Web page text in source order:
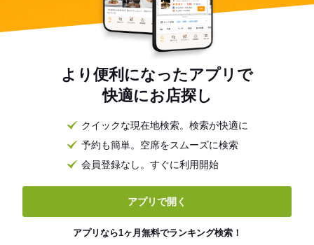
より便利になったアプリで
快適にお店探し
クイックな現在地検索。検索が快適に
予約も簡単。空席をスムーズに検索
会員登録なし。すぐに利用開始
アプリで開く
アプリなら1ヶ月無料でランキング検索！